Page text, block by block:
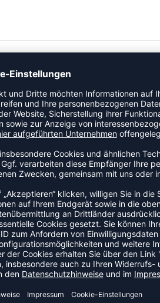
Essentials Logo-Shirt. Es
No. 1 Logo auf der Vorderseite,
BCI: Mit dem Kauf von
massbalance - Normale
ZULETZT
AUS DER